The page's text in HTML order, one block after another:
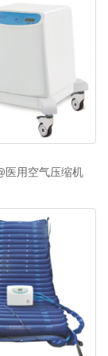
医用空气压缩机